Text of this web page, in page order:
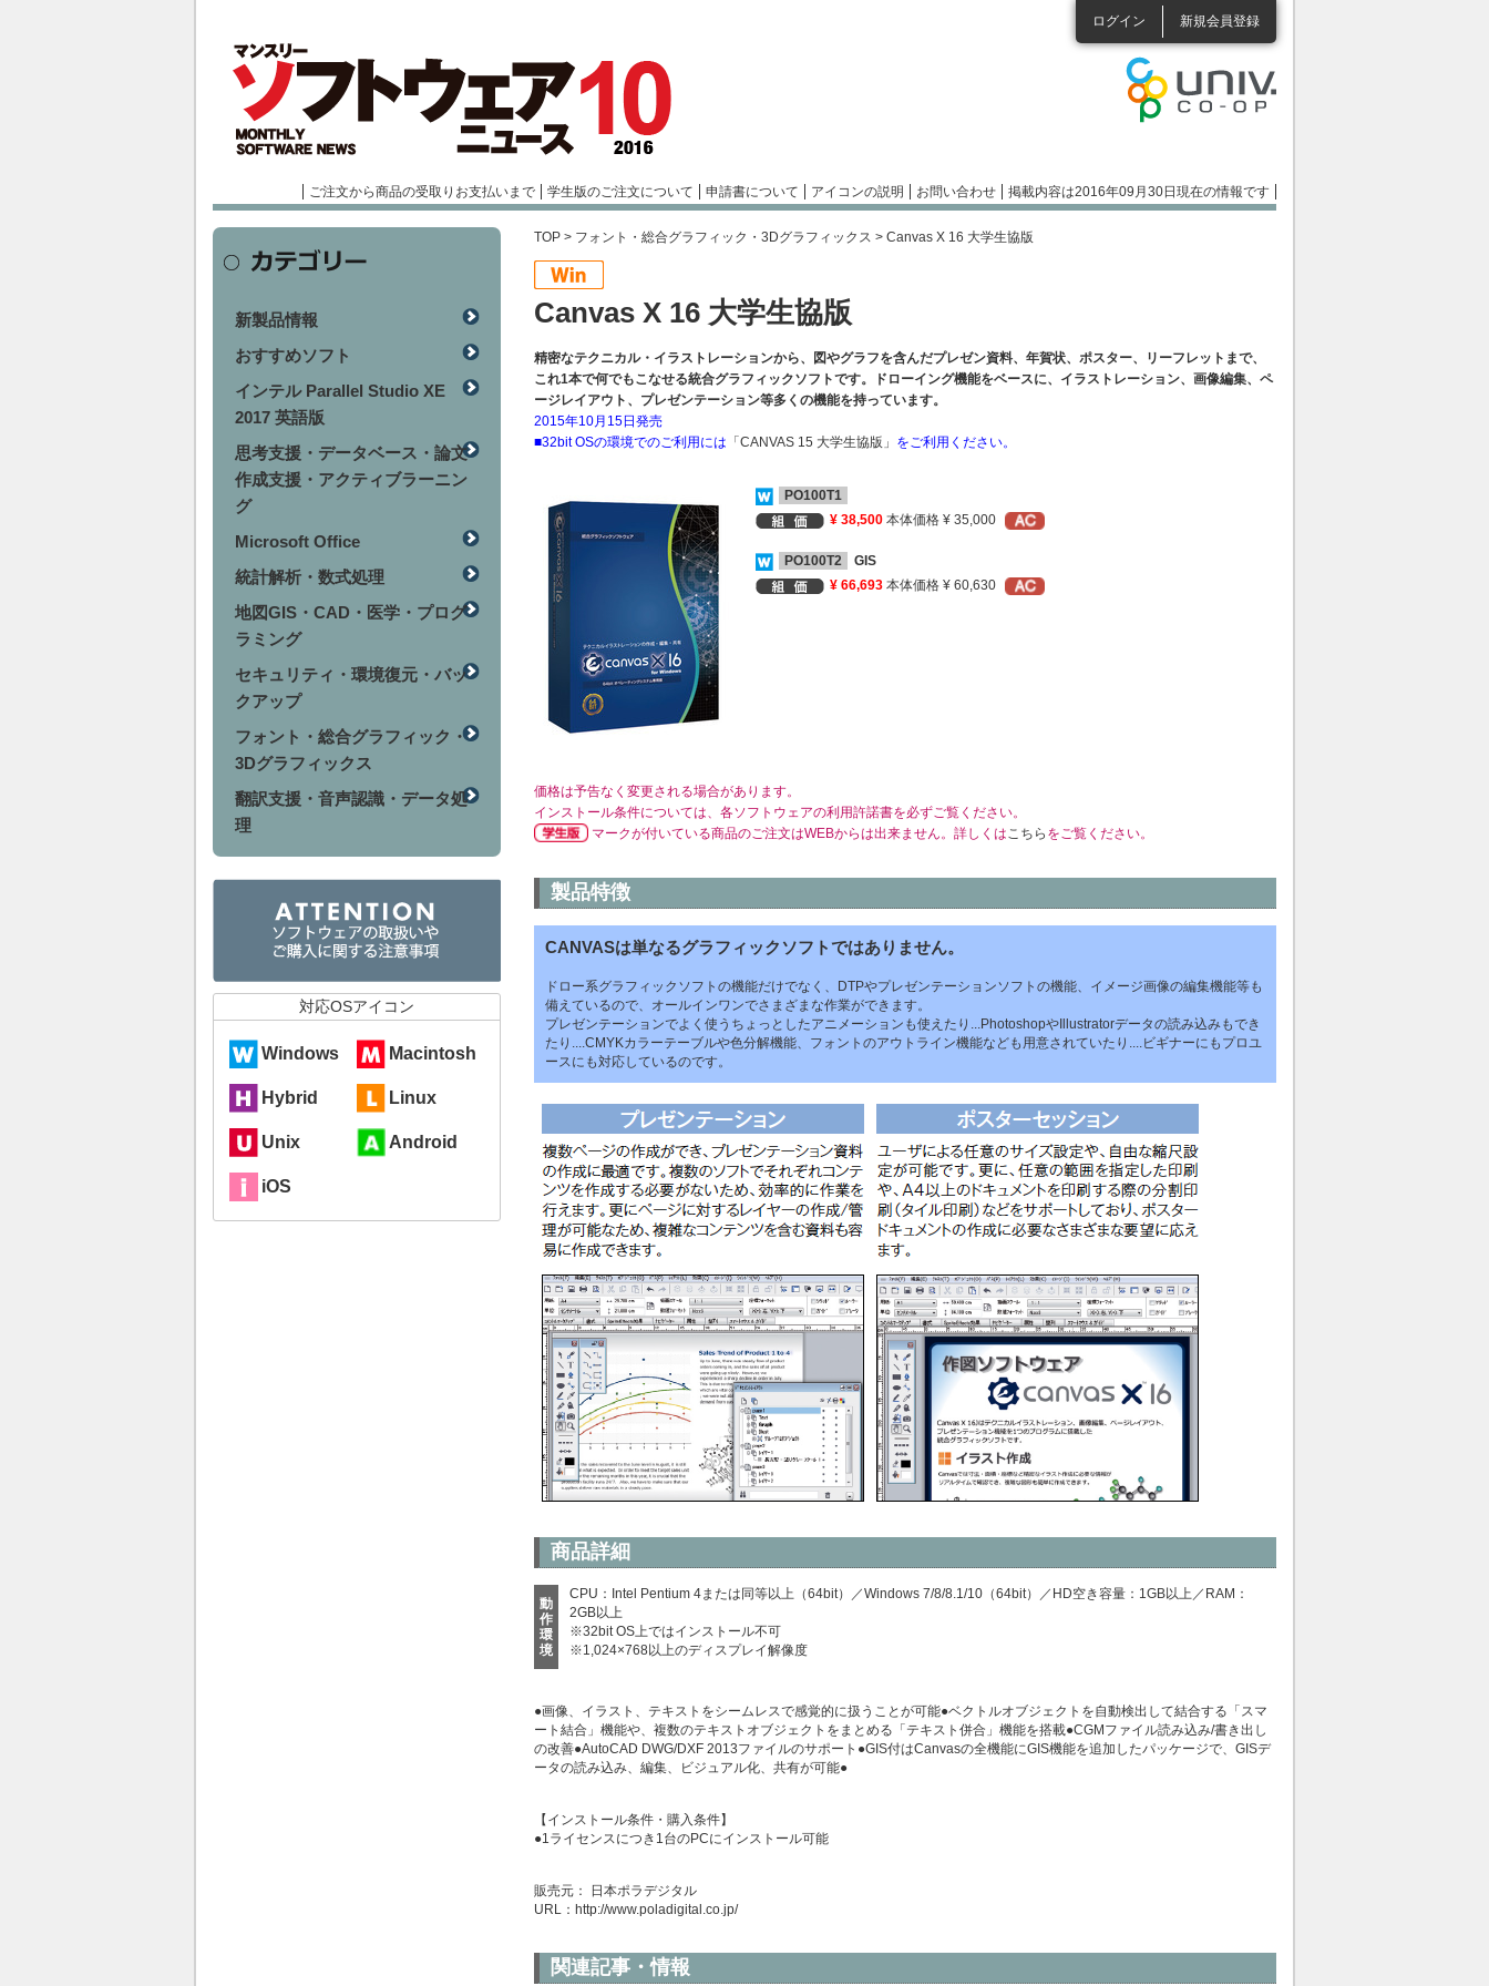
ログイン 新規会員登録
ご注文から商品の受取りお支払いまで 学生版のご注文について 申請書について アイコンの説明 お問い合わせ 掲載内容は2016年09月30日現在の情報です
TOP > フォント・総合グラフィック・3Dグラフィックス > Canvas X 16 大学生協版
Canvas X 16 大学生協版
精密なテクニカル・イラストレーションから、図やグラフを含んだプレゼン資料、年賀状、ポスター、リーフレットまで、
これ1本で何でもこなせる統合グラフィックソフトです。ドローイング機能をベースに、イラストレーション、画像編集、ペ
ージレイアウト、プレゼンテーション等多くの機能を持っています。
2015年10月15日発売
■32bit OSの環境でのご利用には 「CANVAS 15 大学生協版」 をご利用ください。
PO100T1
¥ 38,500 本体価格 ¥ 35,000
PO100T2
GIS
¥ 66,693 本体価格 ¥ 60,630
価格は予告なく変更される場合があります。
インストール条件については、各ソフトウェアの利用許諾書を必ずご覧ください。
マークが付いている商品のご注文はWEBからは出来ません。詳しくはこちら をご覧ください。
製品特徴
CANVASは単なるグラフィックソフトではありません。
ドロー系グラフィックソフトの機能だけでなく、DTPやプレゼンテーションソフトの機能、イメージ画像の編集機能等も
備えているので、オールインワンでさまざまな作業ができます。
プレゼンテーションでよく使うちょっとしたアニメーションも使えたり...PhotoshopやIllustratorデータの読み込みもでき
たり....CMYKカラーテーブルや色分解機能、フォントのアウトライン機能なども用意されていたり....ビギナーにもプロユ
ースにも対応しているのです。
商品詳細
動
作
環
境
CPU：Intel Pentium 4または同等以上（64bit）／Windows 7/8/8.1/10（64bit）／HD空き容量：1GB以上／RAM：
2GB以上
※32bit OS上ではインストール不可
※1,024×768以上のディスプレイ解像度
●画像、イラスト、テキストをシームレスで感覚的に扱うことが可能●ベクトルオブジェクトを自動検出して結合する「スマ
ート結合」機能や、複数のテキストオブジェクトをまとめる「テキスト併合」機能を搭載●CGMファイル読み込み/書き出し
の改善●AutoCAD DWG/DXF 2013ファイルのサポート●GIS付はCanvasの全機能にGIS機能を追加したパッケージで、GISデ
ータの読み込み、編集、ビジュアル化、共有が可能●
【インストール条件・購入条件】
●1ライセンスにつき1台のPCにインストール可能
販売元： 日本ポラデジタル
URL： http://www.poladigital.co.jp/
関連記事・情報
新製品情報
おすすめソフト
インテル Parallel Studio XE
2017 英語版
思考支援・データベース・論文
作成支援・アクティブラーニン
グ
Microsoft Office
統計解析・数式処理
地図GIS・CAD・医学・プログ
ラミング
セキュリティ・環境復元・バッ
クアップ
フォント・総合グラフィック・
3Dグラフィックス
翻訳支援・音声認識・データ処
理
対応OSアイコン
Windows Macintosh
Hybrid Linux
Unix Android
iOS